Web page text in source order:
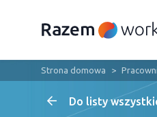
Strona domowa
Do listy